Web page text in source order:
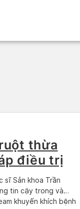
thừa
điều trị
sĩ Sản khoa Trần
tin cậy trong và
khuyến khích bệnh